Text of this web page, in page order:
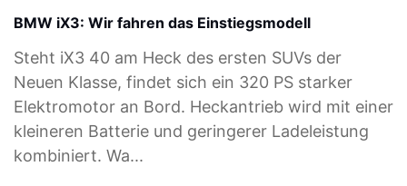
BMW iX3: Wir fahren das Einstiegsmodell
Steht iX3 40 am Heck des ersten SUVs der
Neuen Klasse, findet sich ein 320 PS starker
Elektromotor an Bord. Heckantrieb wird mit einer
kleineren Batterie und geringerer Ladeleistung
kombiniert. Wa...